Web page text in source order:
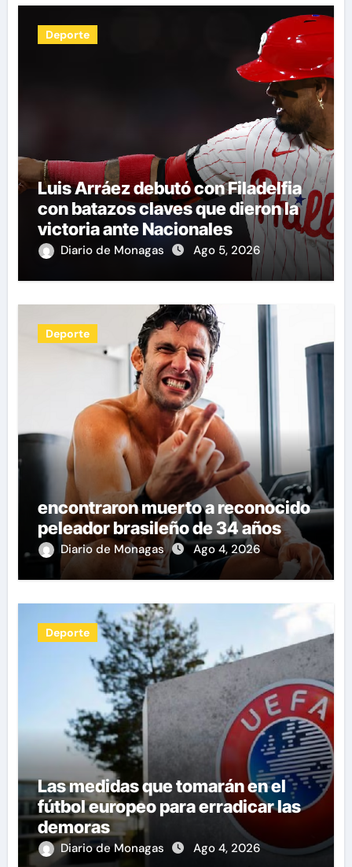
Deporte
Luis Arráez debutó con Filadelfia
con batazos claves que dieron la
victoria ante Nacionales
Diario de Monagas Ago 5, 2026
Deporte
encontraron muerto a reconocido
peleador brasileño de 34 años
Diario de Monagas Ago 4, 2026
Deporte
Las medidas que tomarán en el
fútbol europeo para erradicar las
demoras
Diario de Monagas Ago 4, 2026